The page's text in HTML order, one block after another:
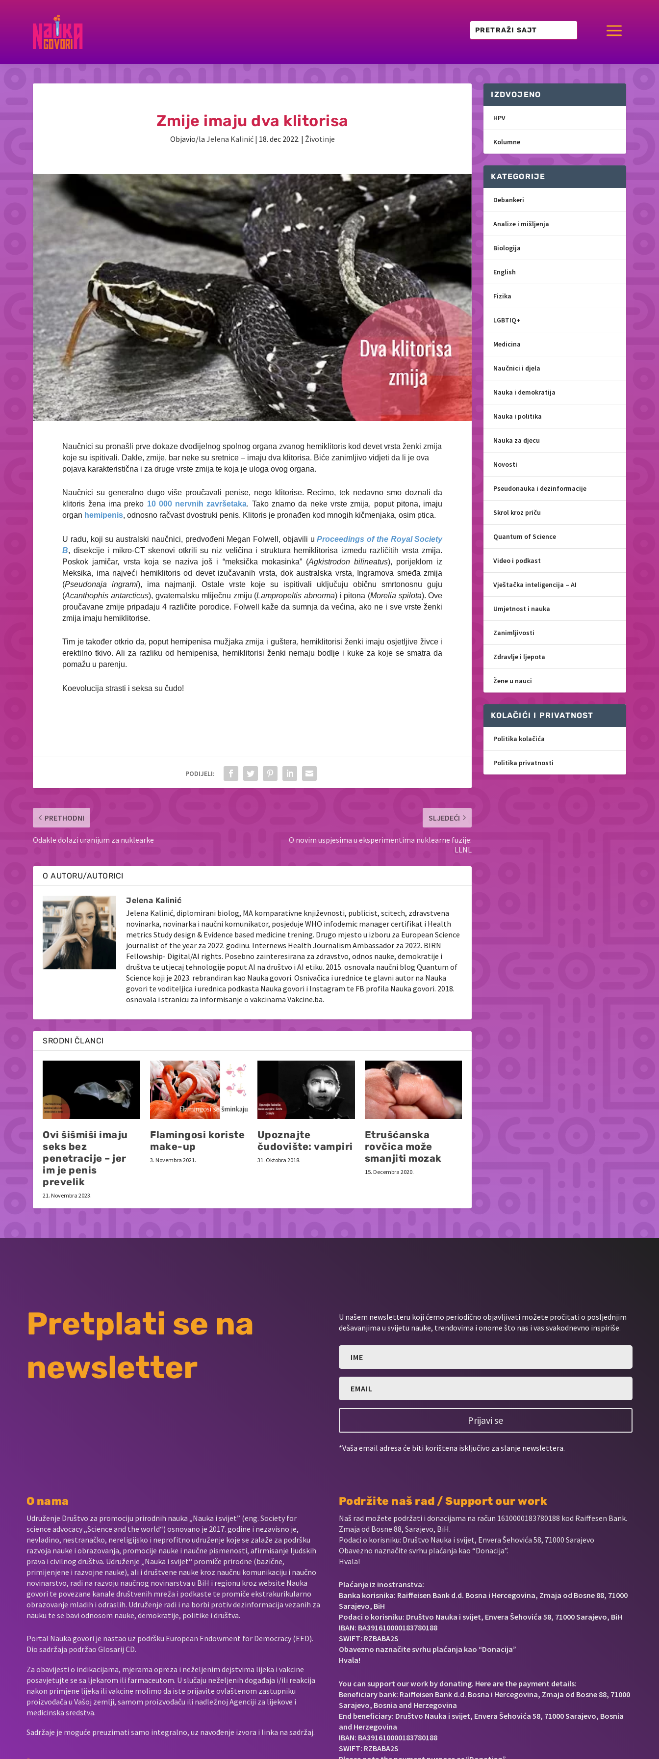
a
Zmije imaju dva klitorisa
Objavio/la Jelena Kalinić| 18. dec 2022. | Životinje
Naučnici su pronašli prve dokaze dvodijelnog spolnog organa zvanog hemiklitoris kod devet vrsta ženki zmija
koje su ispitivali. Dakle, zmije, bar neke su sretnice – imaju dva klitorisa. Biće zanimljivo vidjeti da li je ova
pojava karakteristična i za druge vrste zmija te koja je uloga ovog organa.
Naučnici su generalno dugo više proučavali penise, nego klitorise. Recimo, tek nedavno smo doznali da
klitoris žena ima preko 10 000 nervnih završetaka. Tako znamo da neke vrste zmija, poput pitona, imaju
organ hemipenis, odnosno račvast dvostruki penis. Klitoris je pronađen kod mnogih kičmenjaka, osim ptica.
U radu, koji su australski naučnici, predvođeni Megan Folwell, objavili uProceedings of the Royal Society
B, disekcije i mikro-CT skenovi otkrili su niz veličina i struktura hemiklitorisa između različitih vrsta zmija.
Poskok jamičar, vrsta koja se naziva još i “meksička mokasinka” (Agkistrodon bilineatus), porijeklom iz
Meksika, ima najveći hemiklitoris od devet izučavanih vrsta, dok australska vrsta, Ingramova smeđa zmija
(Pseudonaja ingrami), ima najmanji. Ostale vrste koje su ispitivali uključuju običnu smrtonosnu guju
(Acanthophis antarcticus), gvatemalsku mliječnu zmiju (Lampropeltis abnorma) i pitona (Morelia spilota). Ove
proučavane zmije pripadaju 4 različite porodice. Folwell kaže da sumnja da većina, ako ne i sve vrste ženki
zmija imaju hemiklitorise.
(
o
p
n
t
Tim je također otkrio da, poput hemipenisa mužjaka zmija i guštera, hemiklitorisi ženki imaju osjetljive živce i
erektilno tkivo. Ali za razliku od hemipenisa, hemiklitorisi ženki nemaju bodlje i kuke za koje se smatra da
pomažu u parenju.
Koevolucija strasti i seksa su čudo!
PODIJELI:
PRETHODNI
Odakle dolazi uranijum za nuklearke
SLJEDEĆI
O novim uspjesima u eksperimentima nuklearne fuzije:
LLNL
O AUTORU/AUTORICI
Jelena Kalinić
Jelena Kalinić, diplomirani biolog, MA komparativne književnosti, publicist, scitech, zdravstvena
novinarka, novinarka i naučni komunikator, posjeduje WHO infodemic manager certifikat i Health
metrics Study design & Evidence based medicine trening. Drugo mjesto u izboru za European Science
journalist of the year za 2022. godinu. Internews Health Journalism Ambassador za 2022. BIRN
Fellowship- Digital/AI rights. Posebno zainteresirana za zdravstvo, odnos nauke, demokratije i
društva te utjecaj tehnologije poput AI na društvo i AI etiku. 2015. osnovala naučni blog Quantum of
Science koji je 2023. rebrandiran kao Nauka govori. Osnivačica i urednice te glavni autor na Nauka
govori te voditeljica i urednica podkasta Nauka govori i Instagram te FB profila Nauka govori. 2018.
osnovala i stranicu za informisanje o vakcinama Vakcine.ba.
SRODNI ČLANCI
Ovi šišmiši imaju
seks bez
penetracije – jer
im je penis
prevelik
21. Novembra 2023.
Flamingosi koriste
make-up
3. Novembra 2021.
Upoznajte
čudovište: vampiri
31. Oktobra 2018.
Etrušćanska
rovčica može
smanjiti mozak
15. Decembra 2020.
IZDVOJENO
HPV
Kolumne
KATEGORIJE
Debankeri
Analize i mišljenja
Biologija
English
Fizika
LGBTIQ+
Medicina
Naučnici i djela
Nauka i demokratija
Nauka i politika
Nauka za djecu
Novosti
Pseudonauka i dezinformacije
Skrol kroz priču
Quantum of Science
Video i podkast
Vještačka inteligencija – AI
Umjetnost i nauka
Zanimljivosti
Zdravlje i ljepota
Žene u nauci
KOLAČIĆI I PRIVATNOST
Politika kolačića
Politika privatnosti
Pretplati se na
newsletter
U našem newsletteru koji ćemo periodično objavljivati možete pročitati o posljednjim
dešavanjima u svijetu nauke, trendovima i onome što nas i vas svakodnevno inspiriše.
Prijavi se
*Vaša email adresa će biti korištena isključivo za slanje newslettera.
O nama
Udruženje Društvo za promociju prirodnih nauka „Nauka i svijet” (eng. Society for
science advocacy „Science and the world“) osnovano je 2017. godine i nezavisno je,
nevladino, nestranačko, nereligijsko i neprofitno udruženje koje se zalaže za podršku
razvoja nauke i obrazovanja, promocije nauke i naučne pismenosti, afirmisanje ljudskih
prava i civilnog društva. Udruženje „Nauka i svijet“ promiče prirodne (bazične,
primijenjene i razvojne nauke), ali i društvene nauke kroz naučnu komunikaciju i naučno
novinarstvo, radi na razvoju naučnog novinarstva u BiH i regionu kroz website Nauka
govori te povezane kanale društvenih mreža i podkaste te promiče ekstrakurikularno
obrazovanje mladih i odraslih. Udruženje radi i na borbi protiv dezinformacija vezanih za
nauku te se bavi odnosom nauke, demokratije, politike i društva.
Portal Nauka govori je nastao uz podršku European Endowment for Democracy (EED).
Dio sadržaja podržao Glosarij CD.
Za obavijesti o indikacijama, mjerama opreza i neželjenim dejstvima lijeka i vakcine
posavjetujte se sa ljekarom ili farmaceutom. U slučaju neželjenih događaja i/ili reakcija
nakon primjene lijeka ili vakcine molimo da iste prijavite ovlaštenom zastupniku
proizvođača u Vašoj zemlji, samom proizvođaču ili nadležnoj Agenciji za lijekove i
medicinska sredstva.
Sadržaje je moguće preuzimati samo integralno, uz navođenje izvora i linka na sadržaj.
Podržite naš rad / Support our work
Naš rad možete podržati i donacijama na račun 1610000183780188 kod Raiffesen Bank.
Zmaja od Bosne 88, Sarajevo, BiH.
Podaci o korisniku: Društvo Nauka i svijet, Envera Šehovića 58, 71000 Sarajevo
Obavezno naznačite svrhu plaćanja kao “Donacija”.
Hvala!
Plaćanje iz inostranstva:
Banka korisnika: Raiffeisen Bank d.d. Bosna i Hercegovina, Zmaja od Bosne 88, 71000
Sarajevo, BiH
Podaci o korisniku: Društvo Nauka i svijet, Envera Šehovića 58, 71000 Sarajevo, BiH
IBAN: BA391610000183780188
SWIFT: RZBABA2S
Obavezno naznačite svrhu plaćanja kao “Donacija”
Hvala!
You can support our work by donating. Here are the payment details:
Beneficiary bank: Raiffeisen Bank d.d. Bosna i Hercegovina, Zmaja od Bosne 88, 71000
Sarajevo, Bosnia and Herzegovina
End beneficiary: Društvo Nauka i svijet, Envera Šehovića 58, 71000 Sarajevo, Bosnia
and Herzegovina
IBAN: BA391610000183780188
SWIFT: RZBABA2S